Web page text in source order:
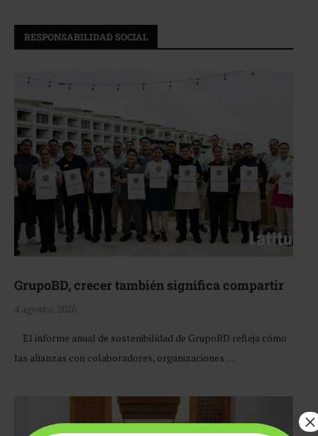
RESPONSABILIDAD SOCIAL
GrupoBD, crecer también significa compartir
4 agosto, 2026
El informe anual de sostenibilidad de GrupoBD refleja cómo
las alianzas con colaboradores, organizaciones …
×